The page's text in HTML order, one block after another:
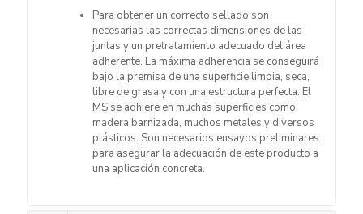
Para obtener un correcto sellado son
necesarias las correctas dimensiones de las
juntas y un pretratamiento adecuado del área
adherente. La máxima adherencia se conseguirá
bajo la premisa de una superficie limpia, seca,
libre de grasa y con una estructura perfecta. El
MS se adhiere en muchas superficies como
madera barnizada, muchos metales y diversos
plásticos. Son necesarios ensayos preliminares
para asegurar la adecuación de este producto a
una aplicación concreta.